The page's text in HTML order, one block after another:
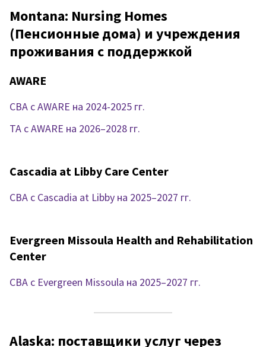
Montana: Nursing Homes
(Пенсионные дома) и учреждения
проживания с поддержкой
AWARE
CBA с AWARE на 2024-2025 гг.
TA с AWARE на 2026–2028 гг.
Cascadia at Libby Care Center
CBA с Cascadia at Libby на 2025–2027 гг.
Evergreen Missoula Health and Rehabilitation
Center
CBA с Evergreen Missoula на 2025–2027 гг.
Alaska: поставщики услуг через